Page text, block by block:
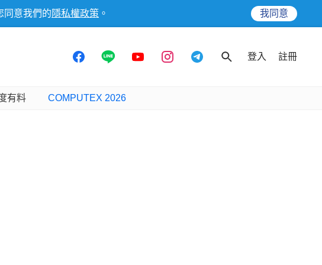
同意我們的 隱私權政策 。 我同意
登入 註冊
有料 COMPUTEX 2026